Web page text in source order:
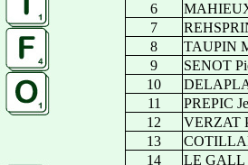
6
7
8
TAUPIN
9
SENOT
10
11
PREPIC
12
VERZAT
13
14
LE GALL